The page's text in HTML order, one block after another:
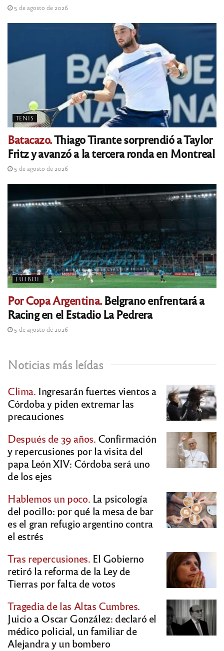
5 de agosto de 2026
TENIS
Batacazo.Thiago Tirante sorprendió a Taylor
Fritz y avanzó a la tercera ronda en Montreal
5 de agosto de 2026
FÚTBOL
Por Copa Argentina.Belgrano enfrentará a
Racing en el Estadio La Pedrera
5 de agosto de 2026
Noticias más leídas
Clima. Ingresarán fuertes vientos a
Córdoba y piden extremar las
precauciones
Después de 39 años. Confirmación
y repercusiones por la visita del
papa León XIV: Córdoba será uno
de los ejes
Hablemos un poco. La psicología
del pocillo: por qué la mesa de bar
es el gran refugio argentino contra
el estrés
Tras repercusiones. El Gobierno
retiró la reforma de la Ley de
Tierras por falta de votos
Tragedia de las Altas Cumbres.
Juicio a Oscar González: declaró el
médico policial, un familiar de
Alejandra y un bombero